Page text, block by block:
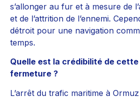
s’allonger au fur et à mesure de
et de l’attrition de l’ennemi.
détroit pour une navigation
temps.
Quelle est la crédibilité de cette
fermeture ?
L’arrêt du trafic maritime à